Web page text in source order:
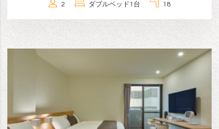
2 ダブルベッド1台 18